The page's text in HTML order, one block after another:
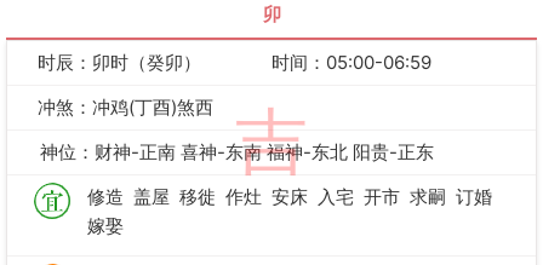
卯
吉
时辰：卯时（癸卯）
时间：05:00-06:59
冲煞：冲鸡(丁酉)煞西
神位：财神-正南 喜神-东南 福神-东北 阳贵-正东
修造 盖屋 移徙 作灶 安床 入宅 开市 求嗣 订婚
嫁娶